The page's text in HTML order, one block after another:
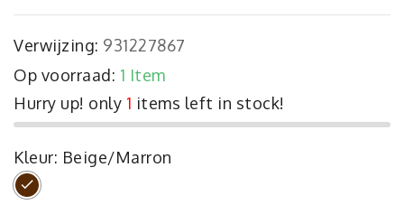
Verwijzing: 931227867
Op voorraad: 1 Item
Hurry up! only 1 items left in stock!
Kleur: Beige/Marron
Beige/Marron